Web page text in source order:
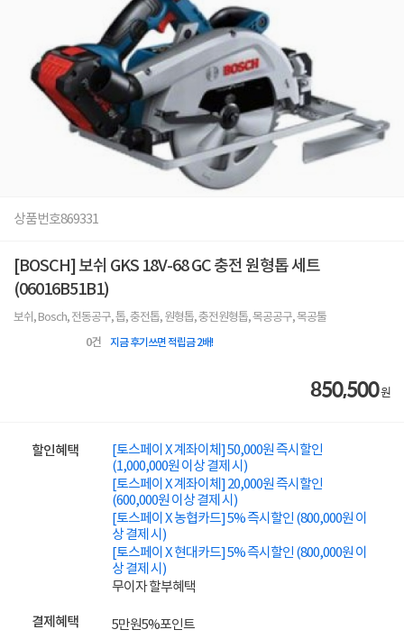
상품번호869331
[BOSCH] 보쉬 GKS 18V-68 GC 충전 원형톱 세트
(06016B51B1)
보쉬, Bosch, 전동공구, 톱, 충전톱, 원형톱, 충전원형톱, 목공공구, 목공툴
0건 지금 후기쓰면 적립금 2배!
850,500원
할인혜택
[토스페이 X 계좌이체] 50,000원 즉시할인
(1,000,000원 이상 결제 시)
[토스페이 X 계좌이체] 20,000원 즉시할인
(600,000원 이상 결제 시)
[토스페이 X 농협카드] 5% 즉시할인 (800,000원 이
상 결제 시)
[토스페이 X 현대카드] 5% 즉시할인 (800,000원 이
상 결제 시)
무이자 할부혜택
결제혜택 5만원5%포인트